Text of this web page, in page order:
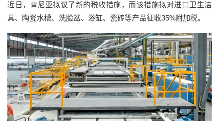
近日，肯尼亚拟议了新的税收措施，而该措施拟对进口卫生洁
具、陶瓷水槽、洗脸盆、浴缸、瓷砖等产品征收35%附加税。